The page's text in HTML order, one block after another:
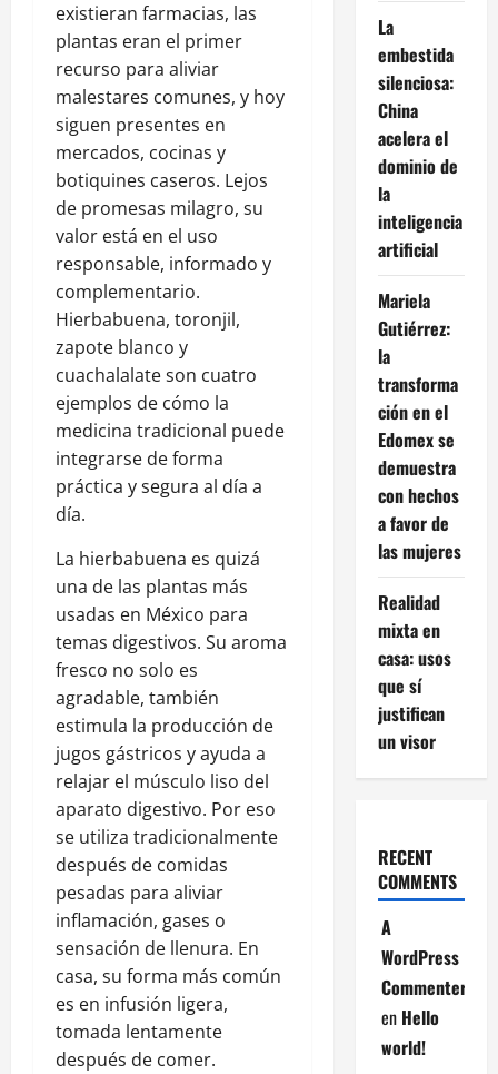
existieran farmacias, las
plantas eran el primer
recurso para aliviar
malestares comunes, y hoy
siguen presentes en
mercados, cocinas y
botiquines caseros. Lejos
de promesas milagro, su
valor está en el uso
responsable, informado y
complementario.
Hierbabuena, toronjil,
zapote blanco y
cuachalalate son cuatro
ejemplos de cómo la
medicina tradicional puede
integrarse de forma
práctica y segura al día a
día.
La hierbabuena es quizá
una de las plantas más
usadas en México para
temas digestivos. Su aroma
fresco no solo es
agradable, también
estimula la producción de
jugos gástricos y ayuda a
relajar el músculo liso del
aparato digestivo. Por eso
se utiliza tradicionalmente
después de comidas
pesadas para aliviar
inflamación, gases o
sensación de llenura. En
casa, su forma más común
es en infusión ligera,
tomada lentamente
después de comer.
La
embestida
silenciosa:
China
acelera el
dominio de
la
inteligencia
artificial
Mariela
Gutiérrez:
la
transforma
ción en el
Edomex se
demuestra
con hechos
a favor de
las mujeres
Realidad
mixta en
casa: usos
que sí
justifican
un visor
RECENT
COMMENTS
A
WordPress
Commenter
en Hello
world!